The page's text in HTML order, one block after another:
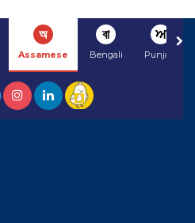
অ
Assamese
বা
Bengali
ਅ
Punjabi